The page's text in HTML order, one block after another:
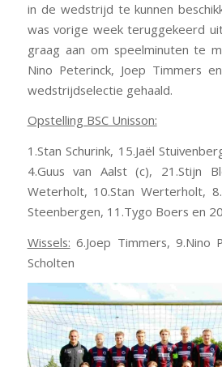
in de wedstrijd te kunnen
was vorige week teruggekeerd
graag aan om speelminuten te
Nino Peterinck, Joep Timmers
wedstrijdselectie gehaald.
Opstelling BSC Unisson:
1.Stan Schurink, 15.Jaël
4.Guus van Aalst (c), 21.Stijn
Weterholt, 10.Stan Werterholt,
Steenbergen, 11.Tygo Boers en
Wissels: 6.Joep Timmers, 9.Nino
Scholten